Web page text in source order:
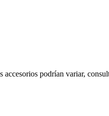
podrían variar,